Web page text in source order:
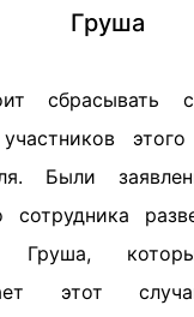
Груша
сбрасывать
Были
сотрудника
Груша,
этот